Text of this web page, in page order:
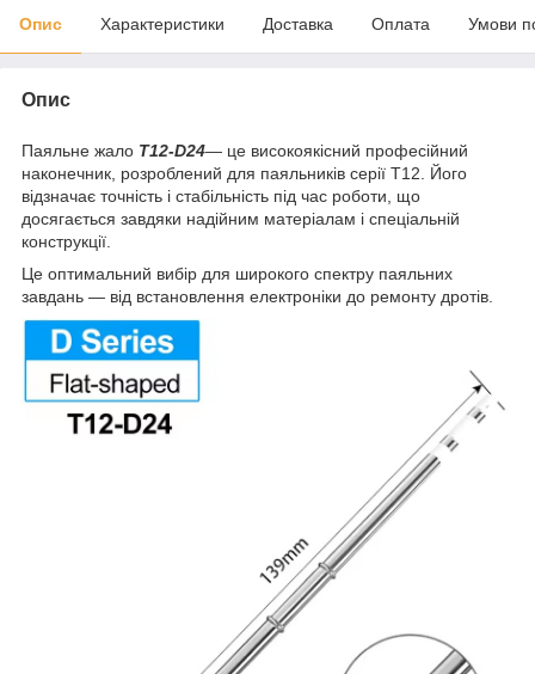
Опис Характеристики Доставка Оплата Умови
Опис
Паяльне жало T12-D24— це високоякісний професійний
наконечник, розроблений для паяльників серії T12. Його
відзначає точність і стабільність під час роботи, що
досягається завдяки надійним матеріалам і спеціальній
конструкції.
Це оптимальний вибір для широкого спектру паяльних
завдань — від встановлення електроніки до ремонту дротів.